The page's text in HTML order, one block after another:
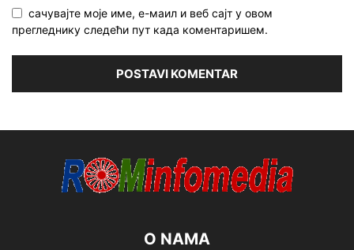
сачувајте моје име, е-маил и веб сајт у овом
прегледнику следећи пут када коментаришем.
O NAMA